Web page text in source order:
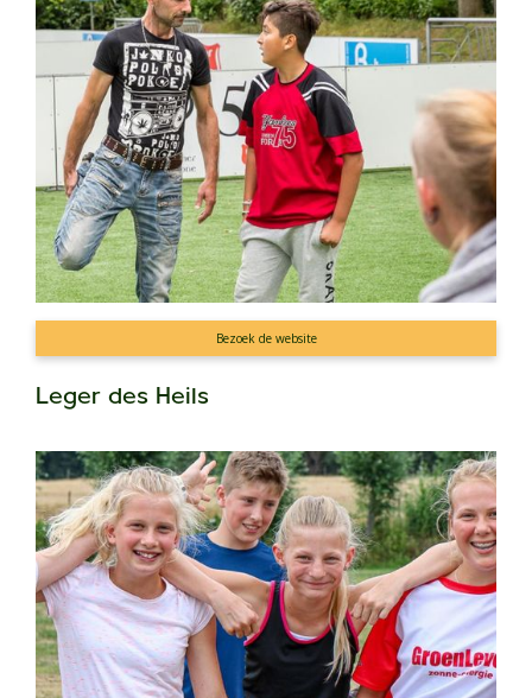
Bezoek de website
Leger des Heils